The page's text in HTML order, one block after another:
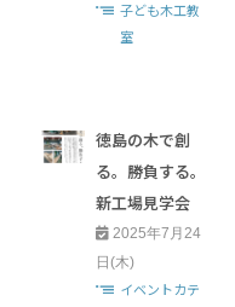
子ども木工教
室
徳島の木で創
る。勝負する。
新工場見学会
2025年7月24
日(木)
イベントカテ